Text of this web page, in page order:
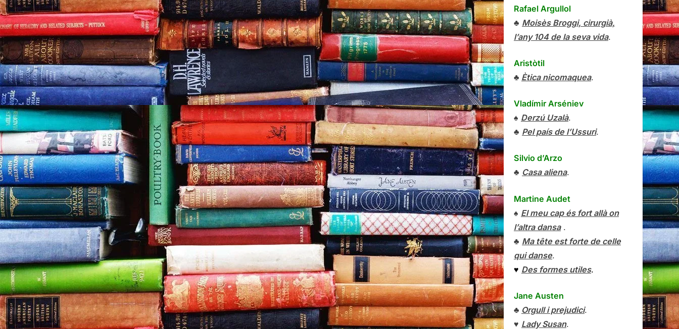
Rafael Argullol
♣ Moisès Broggi, cirurgià,
l’any 104 de la seva vida.
Aristòtil
♣ Ètica nicomaquea.
Vladímir Arséniev
♠ Derzú Uzalà.
♣ Pel país de l’Ussuri.
Silvio d’Arzo
♣ Casa aliena.
Martine Audet
♠ El meu cap és fort allà on
l’altra dansa.
♣ Ma tête est forte de celle
qui danse.
♥ Des formes utiles.
Jane Austen
♣ Orgull i prejudici.
♥ Lady Susan.